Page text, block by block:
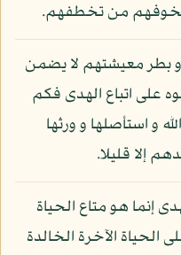
من تخطفهم.
و بطر معيشتهم لا يضمن
على اتباع الهدى فكم
و استأصلها و ورثها
إلا قليلا.
إنما هو متاع الحياة
الحياة الآخرة الخالدة